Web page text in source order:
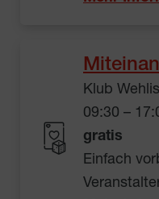
Klub
09:30 –
gratis
Einfach